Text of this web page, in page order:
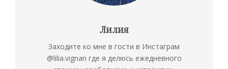
Лилия
Заходите ко мне в гости в Инстаграм
@lilia.vignan где я делюсь ежедневного